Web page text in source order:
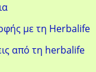
με τη Herbalife
από τη herbalife